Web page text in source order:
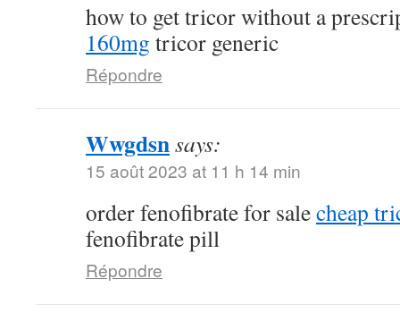
how to get tricor without a
160mg tricor generic
Répondre
Wwgdsnsays:
15 août 2023 at 11 h 14 min
order fenofibrate for salecheap
fenofibrate pill
Répondre